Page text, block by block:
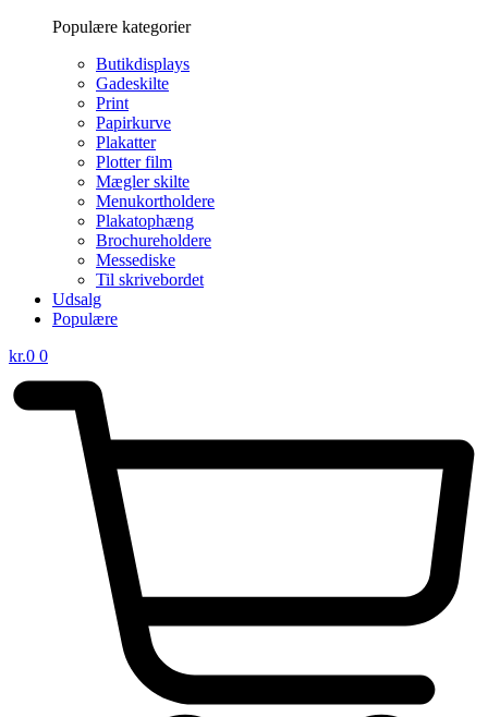
Populære kategorier
Butikdisplays
Gadeskilte
Print
Papirkurve
Plakatter
Plotter film
Mægler skilte
Menukortholdere
Plakatophæng
Brochureholdere
Messediske
Til skrivebordet
Udsalg
Populære
kr.0 0